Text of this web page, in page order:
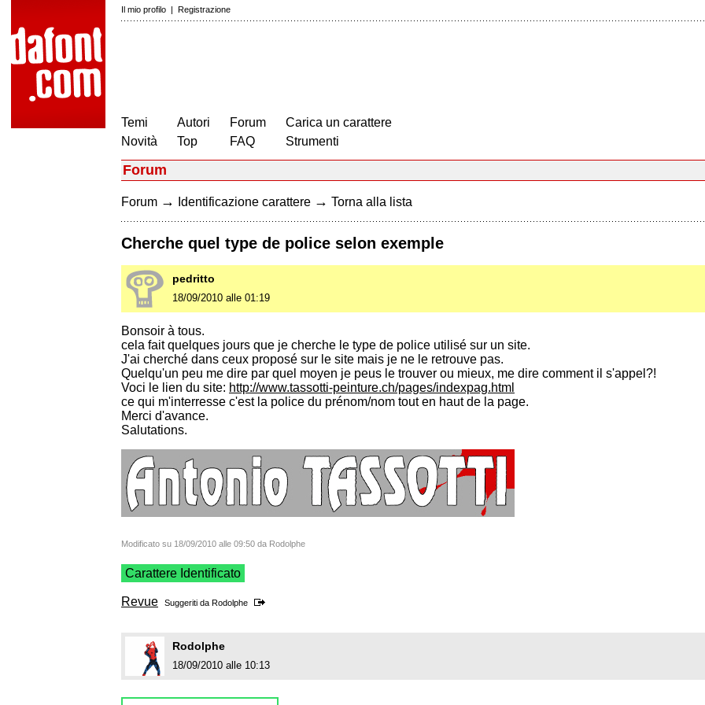
Il mio profilo | Registrazione
Temi
Novità
Autori
Top
Forum
FAQ
Carica un carattere
Strumenti
Forum
Forum → Identificazione carattere → Torna alla lista
Cherche quel type de police selon exemple
pedritto
18/09/2010 alle 01:19
Bonsoir à tous.
cela fait quelques jours que je cherche le type de police utilisé sur un site.
J'ai cherché dans ceux proposé sur le site mais je ne le retrouve pas.
Quelqu'un peu me dire par quel moyen je peus le trouver ou mieux, me dire comment il s'appel?!
Voci le lien du site: http://www.tassotti-peinture.ch/pages/indexpag.html
ce qui m'interresse c'est la police du prénom/nom tout en haut de la page.
Merci d'avance.
Salutations.
Modificato su 18/09/2010 alle 09:50 da Rodolphe
Carattere Identificato
Revue Suggeriti da Rodolphe
Rodolphe
18/09/2010 alle 10:13